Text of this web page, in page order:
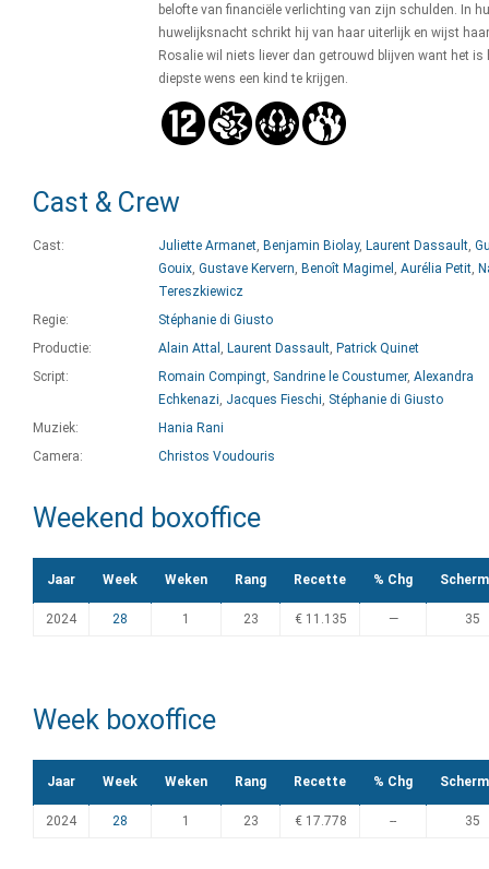
belofte van financiële verlichting van zijn schulden. In
huwelijksnacht schrikt hij van haar uiterlijk en wijst
Rosalie wil niets liever dan getrouwd blijven want het is
diepste wens een kind te krijgen.
Cast & Crew
Cast: Juliette Armanet, Benjamin Biolay, Laurent Dassault,
Gouix, Gustave Kervern, Benoît Magimel , Aurélia Petit,
Tereszkiewicz
Regie:
Stéphanie di Giusto
Productie:
Alain Attal , Laurent Dassault, Patrick Quinet
Script:
Romain Compingt, Sandrine le Coustumer, Alexandra
Echkenazi, Jacques Fieschi, Stéphanie di Giusto
Muziek:
Hania Rani
Camera:
Christos Voudouris
Weekend boxoffice
Jaar Week Weken Rang Recette % Chg
2024 28 1 23 € 11.135 — 35
Week boxoffice
Jaar Week Weken Rang Recette % Chg
2024 28 1 23 € 17.778 -- 35